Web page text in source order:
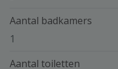
Aantal badkamers
1
Aantal toiletten